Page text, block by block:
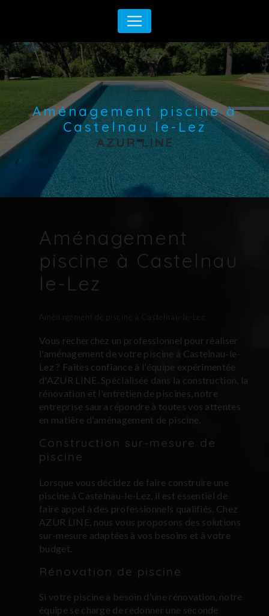
Aménagement piscine à
Castelnau le-Lez
AZUR LINE
Aménagement
piscine à Castelnau
le-Lez
Aménagement de piscine à Castelnau-le-Lez
Vous recherchez un professionnel pour réaliser
l'aménagement de votre piscine à Castelnau-le-
Lez ? Faites confiance à l'équipe expérimentée
d'AZUR LINE. Spécialisée dans la construction, la
rénovation et l'entretien de piscines, notre
entreprise saura répondre à toutes vos attentes
en matière d'aménagement de piscine.
Construction sur-mesure de
piscine
Lorsque vous décidez de faire construire une
piscine à Castelnau-le-Lez, il est essentiel de
faire appel à des professionnels qualifiés. Chez
AZUR LINE, nous vous proposons des solutions
sur-mesure adaptées à vos besoins et à votre
budget.
Rénovation de piscine
Si votre piscine a besoin d'une rénovation, notre
équipe se charge de redonner une seconde
Panneau de gestion des cookies